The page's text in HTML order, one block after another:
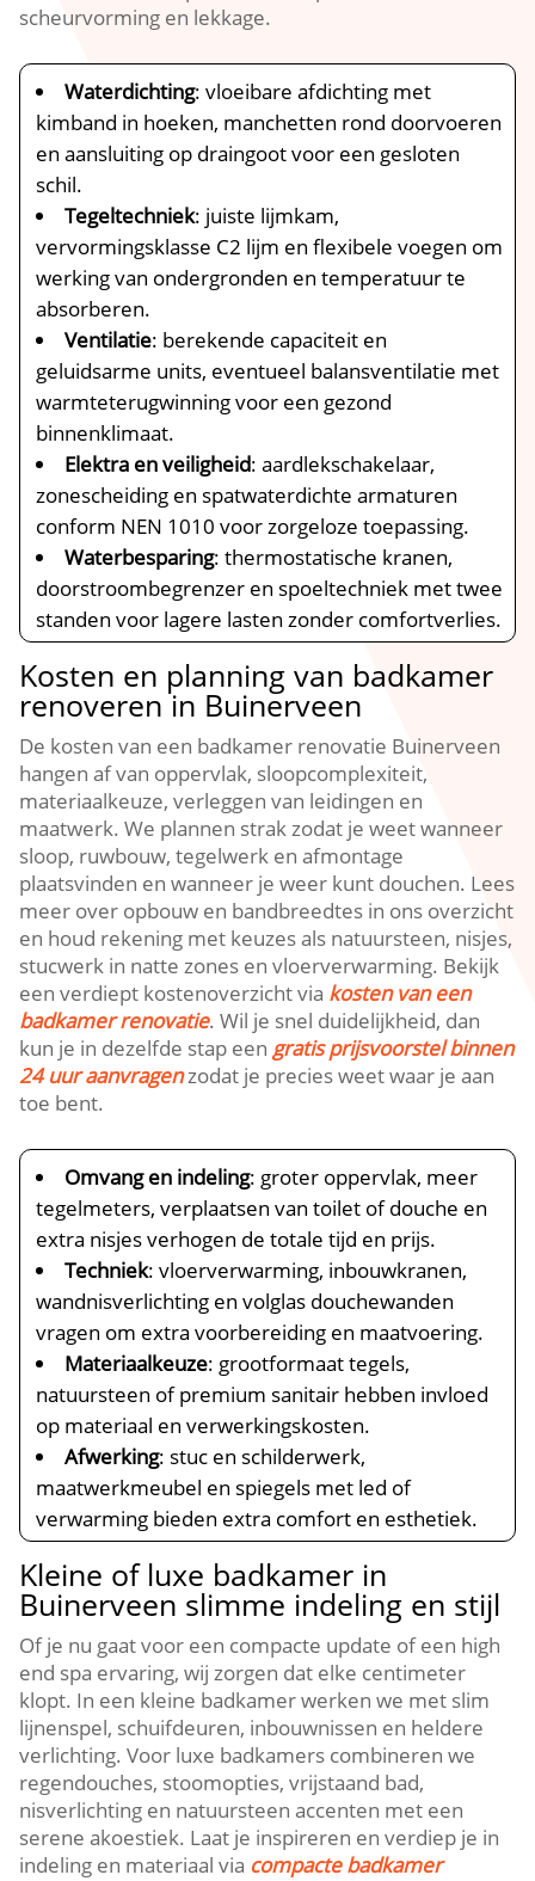
scheurvorming en lekkage.
Waterdichting: vloeibare afdichting met
kimband in hoeken, manchetten rond doorvoeren
en aansluiting op draingoot voor een gesloten
schil.
Tegeltechniek: juiste lijmkam,
vervormingsklasse C2 lijm en flexibele voegen om
werking van ondergronden en temperatuur te
absorberen.
Ventilatie: berekende capaciteit en
geluidsarme units, eventueel balansventilatie met
warmteterugwinning voor een gezond
binnenklimaat.
Elektra en veiligheid: aardlekschakelaar,
zonescheiding en spatwaterdichte armaturen
conform NEN 1010 voor zorgeloze toepassing.
Waterbesparing: thermostatische kranen,
doorstroombegrenzer en spoeltechniek met twee
standen voor lagere lasten zonder comfortverlies.
Kosten en planning van badkamer
renoveren in Buinerveen
De kosten van een badkamer renovatie Buinerveen
hangen af van oppervlak, sloopcomplexiteit,
materiaalkeuze, verleggen van leidingen en
maatwerk. We plannen strak zodat je weet wanneer
sloop, ruwbouw, tegelwerk en afmontage
plaatsvinden en wanneer je weer kunt douchen. Lees
meer over opbouw en bandbreedtes in ons overzicht
en houd rekening met keuzes als natuursteen, nisjes,
stucwerk in natte zones en vloerverwarming. Bekijk
een verdiept kostenoverzicht via kosten van een
badkamer renovatie. Wil je snel duidelijkheid, dan
kun je in dezelfde stap een gratis prijsvoorstel binnen
24 uur aanvragenzodat je precies weet waar je aan
toe bent.
Omvang en indeling: groter oppervlak, meer
tegelmeters, verplaatsen van toilet of douche en
extra nisjes verhogen de totale tijd en prijs.
Techniek: vloerverwarming, inbouwkranen,
wandnisverlichting en volglas douchewanden
vragen om extra voorbereiding en maatvoering.
Materiaalkeuze: grootformaat tegels,
natuursteen of premium sanitair hebben invloed
op materiaal en verwerkingskosten.
Afwerking: stuc en schilderwerk,
maatwerkmeubel en spiegels met led of
verwarming bieden extra comfort en esthetiek.
Kleine of luxe badkamer in
Buinerveen slimme indeling en stijl
Of je nu gaat voor een compacte update of een high
end spa ervaring, wij zorgen dat elke centimeter
klopt. In een kleine badkamer werken we met slim
lijnenspel, schuifdeuren, inbouwnissen en heldere
verlichting. Voor luxe badkamers combineren we
regendouches, stoomopties, vrijstaand bad,
nisverlichting en natuursteen accenten met een
serene akoestiek. Laat je inspireren en verdiep je in
indeling en materiaal via compacte badkamer